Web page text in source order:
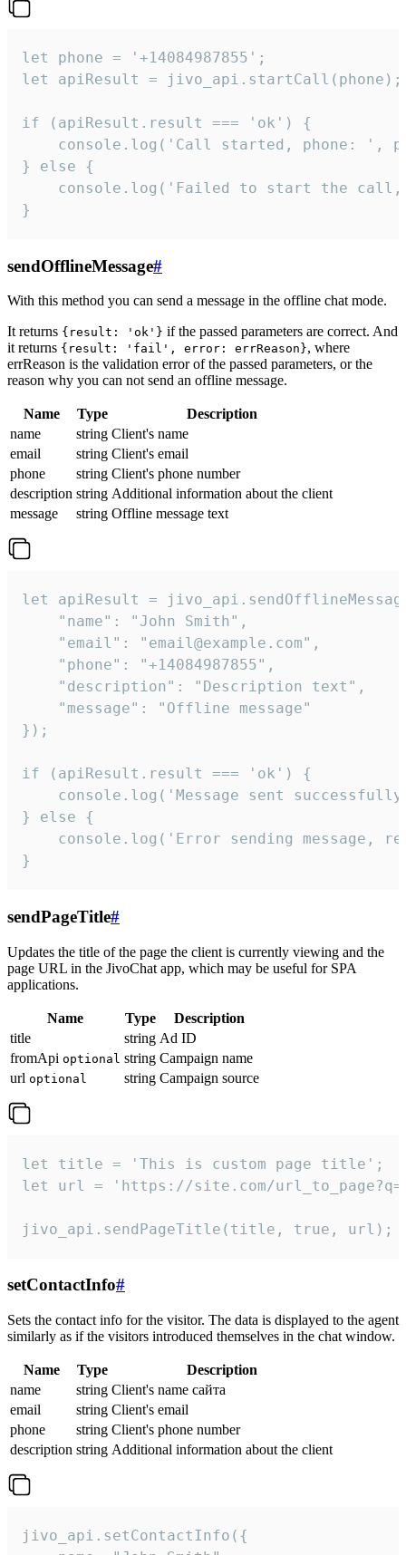
let phone = '+14084987855';
let apiResult = jivo_api.startCall(phone);
if (apiResult.result === 'ok') {
console.log('Call started, phone: ',
} else {
console.log('Failed to start the
}
sendOfflineMessage#
With this method you can send a message in the offline chat mode.
It returns {result: 'ok'} if the passed parameters are correct. And
it returns {result: 'fail', error: errReason}, where
errReason is the validation error of the passed parameters, or the
reason why you can not send an offline message.
Name Type
Description
name
string Client's name
email
string Client's email
phone
string Client's phone number
description string Additional information about the client
message
string Offline message text
let apiResult =
    "name": "John Smith",
    "email": "email@example.com",
    "phone": "+14084987855",
    "description": "Description text",
    "message": "Offline message"
});
if (apiResult.result === 'ok') {
console.log('Message sent
} else {
console.log('Error sending message,
}
sendPageTitle#
Updates the title of the page the client is currently viewing and the
page URL in the JivoChat app, which may be useful for SPA
applications.
Name Type
Description
title
string Ad ID
fromApi optional string Campaign name
url optional string Campaign source
let title = 'This is custom page title';
let url = 'https://site.com/
jivo_api.sendPageTitle(title, true, url);
setContactInfo#
Sets the contact info for the visitor. The data is displayed to the agent
similarly as if the visitors introduced themselves in the chat window.
Name Type
Description
name
string Client's name сайта
email
string Client's email
phone
string Client's phone number
description string Additional information about the client
jivo_api.setContactInfo({